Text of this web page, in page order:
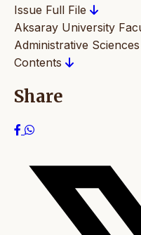
Issue Full File
Aksaray University
Administrative
Contents
Share